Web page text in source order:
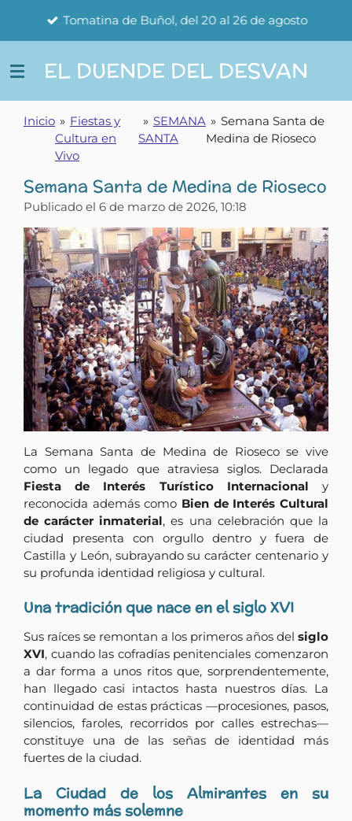
principal
Tomatina de Buñol, del 20 al 26 de agosto
EL DUENDE DEL DESVAN
Inicio » Fiestas y
Cultura en
Vivo
» SEMANA
SANTA
» Semana Santa de
Medina de Rioseco
Semana Santa de Medina de Rioseco
Publicado el 6 de marzo de 2026, 10:18
La Semana Santa de Medina de Rioseco se vive
como un legado que atraviesa siglos. Declarada
Fiesta de Interés Turístico Internacional y
reconocida además como Bien de Interés Cultural
de carácter inmaterial, es una celebración que la
ciudad presenta con orgullo dentro y fuera de
Castilla y León, subrayando su carácter centenario y
su profunda identidad religiosa y cultural.
Una tradición que nace en el siglo XVI
Sus raíces se remontan a los primeros años del siglo
XVI, cuando las cofradías penitenciales comenzaron
a dar forma a unos ritos que, sorprendentemente,
han llegado casi intactos hasta nuestros días. La
continuidad de estas prácticas —procesiones, pasos,
silencios, faroles, recorridos por calles estrechas—
constituye una de las señas de identidad más
fuertes de la ciudad.
La Ciudad de los Almirantes en su
momento más solemne